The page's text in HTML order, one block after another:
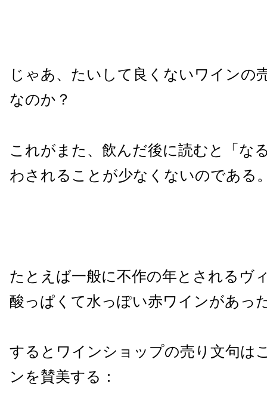
じゃあ、たいして良くないワインの
なのか？
これがまた、飲んだ後に読むと「な
わされることが少なくないのである
たとえば一般に不作の年とされるヴ
酸っぱくて水っぽい赤ワインがあっ
するとワインショップの売り文句は
ンを賛美する：